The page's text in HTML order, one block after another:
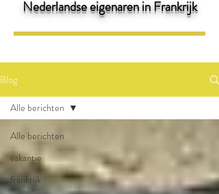
Nederlandse eigenarenin Frankrijk
Blog
Alle berichten
vakantie
frankrijk
Alle berichten